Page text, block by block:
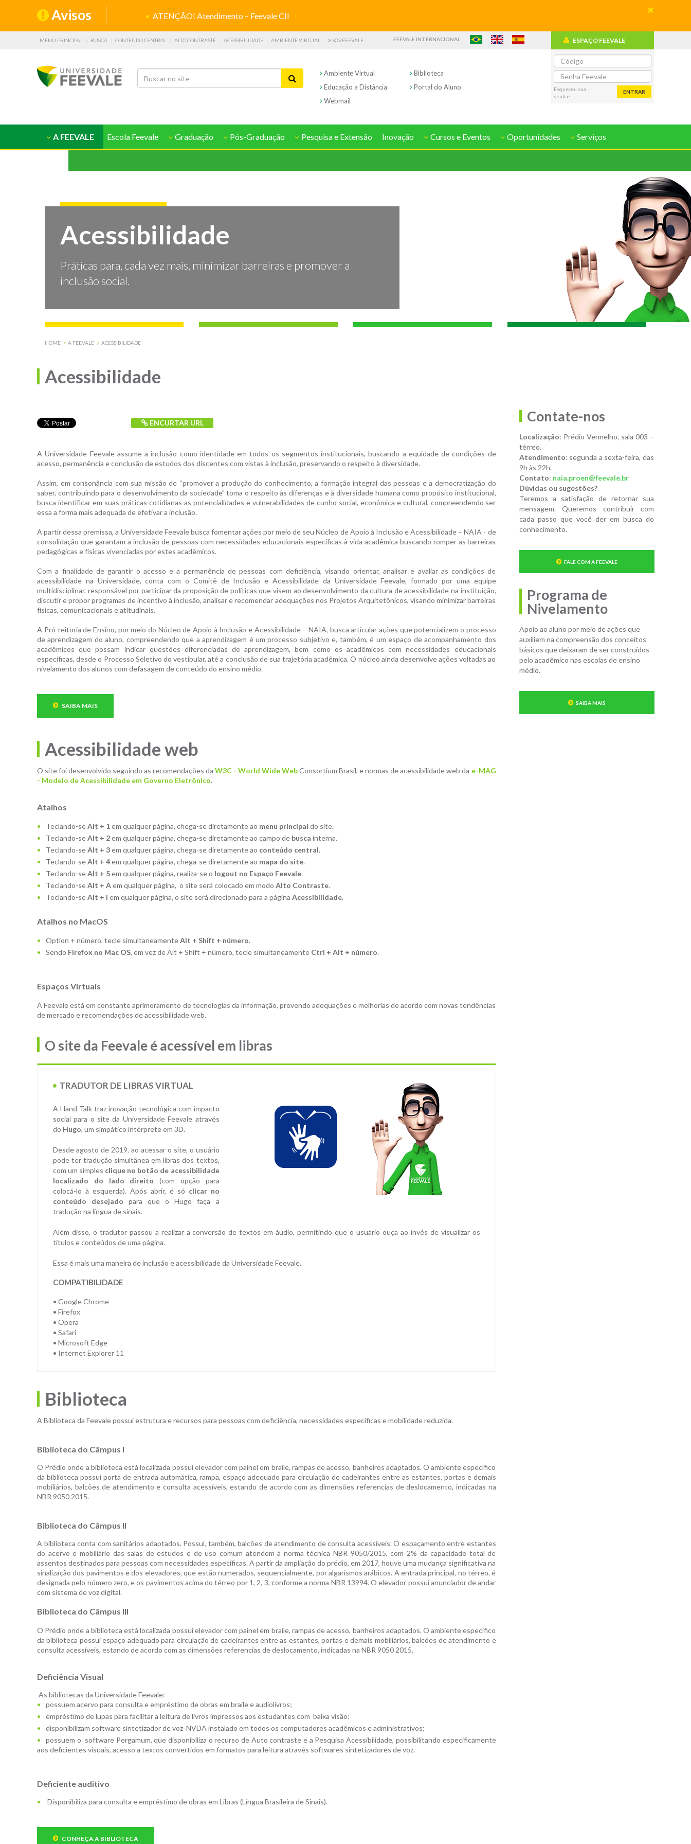
Avisos ATENÇÃO! Atendimento – Feevale CII
MENU PRINCIPAL BUSCA CONTEÚDO CENTRAL ALTO CONTRASTE ACESSIBILIDADE AMBIENTE VIRTUAL SOS FEEVALE FEEVALE INTERNACIONAL
Ambiente Virtual
Biblioteca
Educação a Distância
Portal do Aluno
Webmail
ESPAÇO FEEVALE
Esqueceu sua
senha?
ENTRAR
A FEEVALE Escola Feevale Graduação Pós-Graduação Pesquisa e Extensão Inovação Cursos e Eventos Oportunidades Serviços
Acessibilidade
Práticas para, cada vez mais, minimizar barreiras e promover a
inclusão social.
HOME A FEEVALE ACESSIBILIDADE
Acessibilidade
ENCURTAR URL
A Universidade Feevale assume a inclusão como identidade em todos os segmentos institucionais, buscando a equidade de condições de
acesso, permanência e conclusão de estudos dos discentes com vistas à inclusão, preservando o respeito à diversidade.
Assim, em consonância com sua missão de “promover a produção do conhecimento, a formação integral das pessoas e a democratização do
saber, contribuindo para o desenvolvimento da sociedade” toma o respeito às diferenças e à diversidade humana como propósito institucional,
busca identificar em suas práticas cotidianas as potencialidades e vulnerabilidades de cunho social, econômica e cultural, compreendendo ser
essa a forma mais adequada de efetivar a inclusão.
A partir dessa premissa, a Universidade Feevale busca fomentar ações por meio de seu Núcleo de Apoio à Inclusão e Acessibilidade – NAIA - de
consolidação que garantam a inclusão de pessoas com necessidades educacionais específicas à vida acadêmica buscando romper as barreiras
pedagógicas e físicas vivenciadas por estes acadêmicos.
Com a finalidade de garantir o acesso e a permanência de pessoas com deficiência, visando orientar, analisar e avaliar as condições de
acessibilidade na Universidade, conta com o Comitê de Inclusão e Acessibilidade da Universidade Feevale, formado por uma equipe
multidisciplinar, responsável por participar da proposição de políticas que visem ao desenvolvimento da cultura de acessibilidade na instituição,
discutir e propor programas de incentivo à inclusão, analisar e recomendar adequações nos Projetos Arquitetônicos, visando minimizar barreiras
físicas, comunicacionais e atitudinais.
A Pró-reitoria de Ensino, por meio do Núcleo de Apoio à Inclusão e Acessibilidade – NAIA, busca articular ações que potencializem o processo
de aprendizagem do aluno, compreendendo que a aprendizagem é um processo subjetivo e, também, é um espaço de acompanhamento dos
acadêmicos que possam indicar questões diferenciadas de aprendizagem, bem como os acadêmicos com necessidades educacionais
específicas, desde o Processo Seletivo do vestibular, até a conclusão de sua trajetória acadêmica. O núcleo ainda desenvolve ações voltadas ao
nivelamento dos alunos com defasagem de conteúdo do ensino médio.
SAIBA MAIS
Acessibilidade web
O site foi desenvolvido seguindo as recomendações daW3C - World Wide WebConsortium Brasil, e normas de acessibilidade web da e-MAG
- Modelo de Acessibilidade em Governo Eletrônico.
Atalhos
Teclando-seAlt + 1em qualquer página, chega-se diretamente ao menu principal do site.
Teclando-seAlt + 2em qualquer página, chega-se diretamente ao campo de busca interna.
Teclando-seAlt + 3em qualquer página, chega-se diretamente ao conteúdo central.
Teclando-seAlt + 4em qualquer página, chega-se diretamente ao mapa do site.
Teclando-seAlt + 5em qualquer página, realiza-se o logout no Espaço Feevale.
Teclando-seAlt + Aem qualquer página, o site será colocado em modo Alto Contraste.
Teclando-seAlt + I em qualquer página, o site será direcionado para a página Acessibilidade.
Atalhos no MacOS
Option + número, tecle simultaneamenteAlt + Shift + número.
Sendo Firefox no Mac OS, em vez de Alt + Shift + número, tecle simultaneamente Ctrl + Alt + número.
Espaços Virtuais
A Feevale está em constante aprimoramento de tecnologias da informação, prevendo adequações e melhorias de acordo com novas tendências
de mercado e recomendações de acessibilidade web.
O site da Feevale é acessível em libras
TRADUTOR DE LIBRAS VIRTUAL
A Hand Talk traz inovação tecnológica com impacto
social para o site da Universidade Feevale através
do Hugo, um simpático intérprete em 3D.
Desde agosto de 2019, ao acessar o site, o usuário
pode ter tradução simultânea em libras dos textos,
com um simples clique no botão de acessibilidade
localizado do lado direito (com opção para
colocá-lo à esquerda). Após abrir, é só clicar no
conteúdo desejado para que o Hugo faça a
tradução na língua de sinais.
Além disso, o tradutor passou a realizar a conversão de textos em áudio, permitindo que o usuário ouça ao invés de visualizar os
títulos e conteúdos de uma página.
Essa é mais uma maneira de inclusão e acessibilidade da Universidade Feevale.
COMPATIBILIDADE
• Google Chrome
• Firefox
• Opera
• Safari
• Microsoft Edge
• Internet Explorer 11
Biblioteca
A Biblioteca da Feevale possui estrutura e recursos para pessoas com deficiência, necessidades específicas e mobilidade reduzida.
Biblioteca do Câmpus I
O Prédio onde a biblioteca está localizada possui elevador com painel em braile, rampas de acesso, banheiros adaptados. O ambiente específico
da biblioteca possui porta de entrada automática, rampa, espaço adequado para circulação de cadeirantes entre as estantes, portas e demais
mobiliários, balcões de atendimento e consulta acessíveis, estando de acordo com as dimensões referencias de deslocamento, indicadas na
NBR 9050 2015.
Biblioteca do Câmpus II
A biblioteca conta com sanitários adaptados. Possui, também, balcões de atendimento de consulta acessíveis. O espaçamento entre estantes
do acervo e mobiliário das salas de estudos e de uso comum atendem à norma técnica NBR 9050/2015, com 2% da capacidade total de
assentos destinados para pessoas com necessidades específicas. A partir da ampliação do prédio, em 2017, houve uma mudança significativa na
sinalização dos pavimentos e dos elevadores, que estão numerados, sequencialmente, por algarismos arábicos. A entrada principal, no térreo, é
designada pelo número zero, e os pavimentos acima do térreo por 1, 2, 3, conforme a norma NBR 13994. O elevador possui anunciador de andar
com sistema de voz digital.
Biblioteca do Câmpus III
O Prédio onde a biblioteca está localizada possui elevador com painel em braile, rampas de acesso, banheiros adaptados. O ambiente específico
da biblioteca possui espaço adequado para circulação de cadeirantes entre as estantes, portas e demais mobiliários, balcões de atendimento e
consulta acessíveis, estando de acordo com as dimensões referencias de deslocamento, indicadas na NBR 9050 2015.
Deficiência Visual
As bibliotecas da Universidade Feevale:
possuem acervo para consulta e empréstimo de obras em braile e audiolivros;
empréstimo de lupas para facilitar a leitura de livros impressos aos estudantes com baixa visão;
disponibilizam software sintetizador de voz NVDA instalado em todos os computadores acadêmicos e administrativos;
possuem o software Pergamum, que disponibiliza o recurso de Auto contraste e a Pesquisa Acessibilidade, possibilitando especificamente
aos deficientes visuais, acesso a textos convertidos em formatos para leitura através softwares sintetizadores de voz.
Deficiente auditivo
Disponibiliza para consulta e empréstimo de obras em Libras (Língua Brasileira de Sinais).
CONHEÇA A BIBLIOTECA
Contate-nos
Localização: Prédio Vermelho, sala 003 –
térreo.
Atendimento: segunda a sexta-feira, das
9h às 22h.
Contato: naia.proen@feevale.br
Dúvidas ou sugestões?
Teremos a satisfação de retornar sua
mensagem. Queremos contribuir com
cada passo que você der em busca do
conhecimento.
FALE COM A FEEVALE
Programa de
Nivelamento
Apoio ao aluno por meio de ações que
auxiliem na compreensão dos conceitos
básicos que deixaram de ser construídos
pelo acadêmico nas escolas de ensino
médio.
SAIBA MAIS